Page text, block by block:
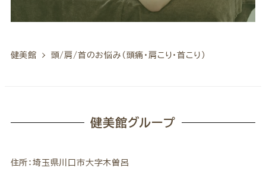
健美館 頭/肩/首のお悩み（頭痛・肩こり・首こり）
健美館グループ
住所：埼玉県川口市大字木曽呂